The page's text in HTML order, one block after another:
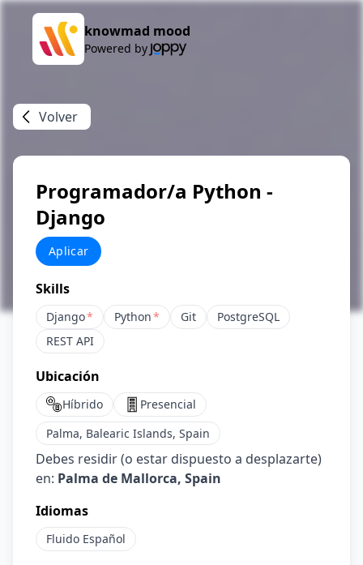
knowmad mood
Powered by
Volver
Programador/a Python -
Django
Aplicar
Skills
Django* Python* Git
PostgreSQL
REST API
Ubicación
Híbrido
Presencial
Palma, Balearic Islands, Spain
Debes residir (o estar dispuesto a desplazarte)
en: Palma de Mallorca, Spain
Idiomas
Fluido Español